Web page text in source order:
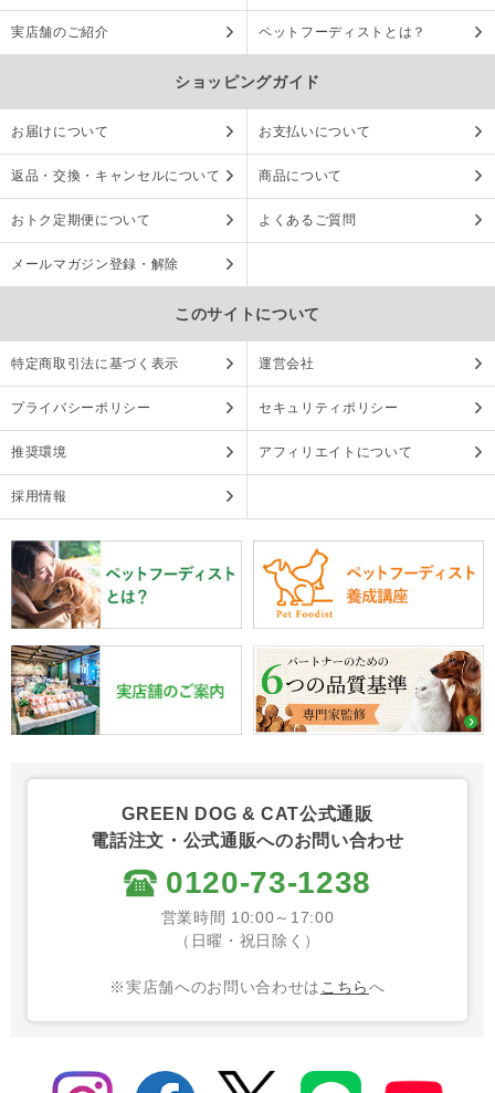
実店舗のご紹介 ペットフーディストとは？
ショッピングガイド
お届けについて お支払いについて
返品・交換・キャンセルについて 商品について
おトク定期便について よくあるご質問
メールマガジン登録・解除
このサイトについて
特定商取引法に基づく表示 運営会社
プライバシーポリシー セキュリティポリシー
推奨環境 アフィリエイトについて
採用情報
GREEN DOG & CAT公式通販
電話注文・公式通販へのお問い合わせ
0120-73-1238
営業時間 10:00～17:00
（日曜・祝日除く）
※実店舗へのお問い合わせは こちらへ